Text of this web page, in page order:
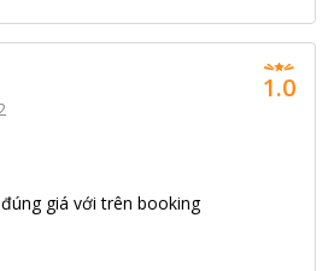
giá với trên booking
1.0